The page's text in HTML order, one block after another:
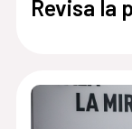
Revisa la